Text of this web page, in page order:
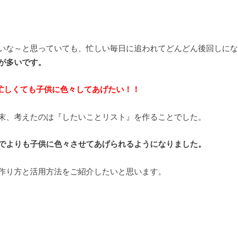
な～と思っていても、忙しい毎日に追われてどんどん後回しにな
多いです。
しくても子供に色々してあげたい！！
、考えたのは『したいことリスト』を作ることでした。
よりも子供に色々させてあげられるようになりました。
方と活用方法をご紹介したいと思います。